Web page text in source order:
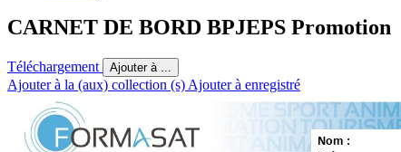
CARNET DE BORD BPJEPS Promotion
Téléchargement Ajouter à ...
Ajouter à la (aux) collection (s) Ajouter à enregistré
Nom :